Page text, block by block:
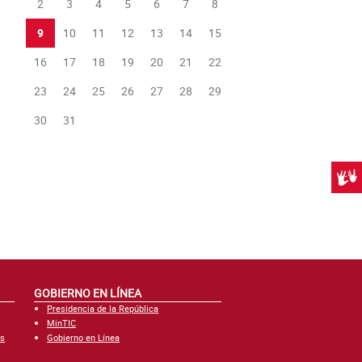
2
3 4 5 6 7
8
9
10 11 12 13 14
15
16
17 18 19 20 21
22
23
24 25 26 27 28
29
30
31
GOBIERNO EN LÍNEA
Presidencia de la República
MinTIC
Gobierno en Línea